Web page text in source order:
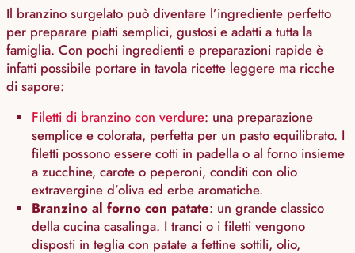
Il branzino surgelato può diventare l’ingrediente perfetto
per preparare piatti semplici, gustosi e adatti a tutta la
famiglia. Con pochi ingredienti e preparazioni rapide è
infatti possibile portare in tavola ricette leggere ma ricche
di sapore:
Filetti di branzino con verdure: una preparazione
semplice e colorata, perfetta per un pasto equilibrato. I
filetti possono essere cotti in padella o al forno insieme
a zucchine, carote o peperoni, conditi con olio
extravergine d’oliva ed erbe aromatiche.
Branzino al forno con patate: un grande classico
della cucina casalinga. I tranci o i filetti vengono
disposti in teglia con patate a fettine sottili, olio,